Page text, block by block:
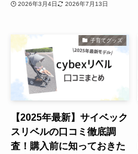
2026年3月4日 2026年7月13日
子育てグッズ
【2025年最新】サイベック
スリベルの口コミ徹底調
査！購入前に知っておきた